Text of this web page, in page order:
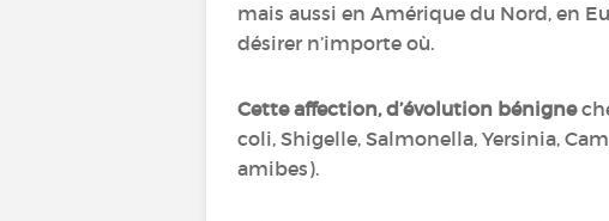
mais aussi en Amérique du Nord, en
désirer n’importe où.
Cette affection, d’évolution bénigne
coli, Shigelle, Salmonella, Yersinia,
amibes).